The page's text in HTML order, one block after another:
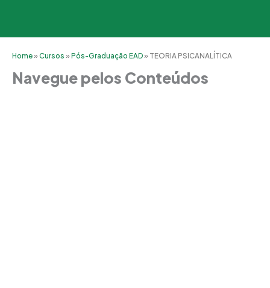
Home»Cursos »Pós-Graduação EAD» TEORIA PSICANALÍTICA
Navegue pelos Conteúdos